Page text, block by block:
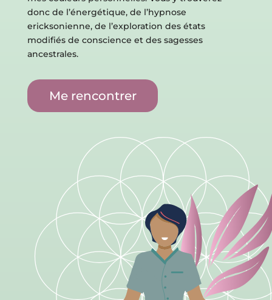
donc de l’énergétique, de l’hypnose
ericksonienne, de l’exploration des états
modifiés de conscience et des sagesses
ancestrales.
Me rencontrer